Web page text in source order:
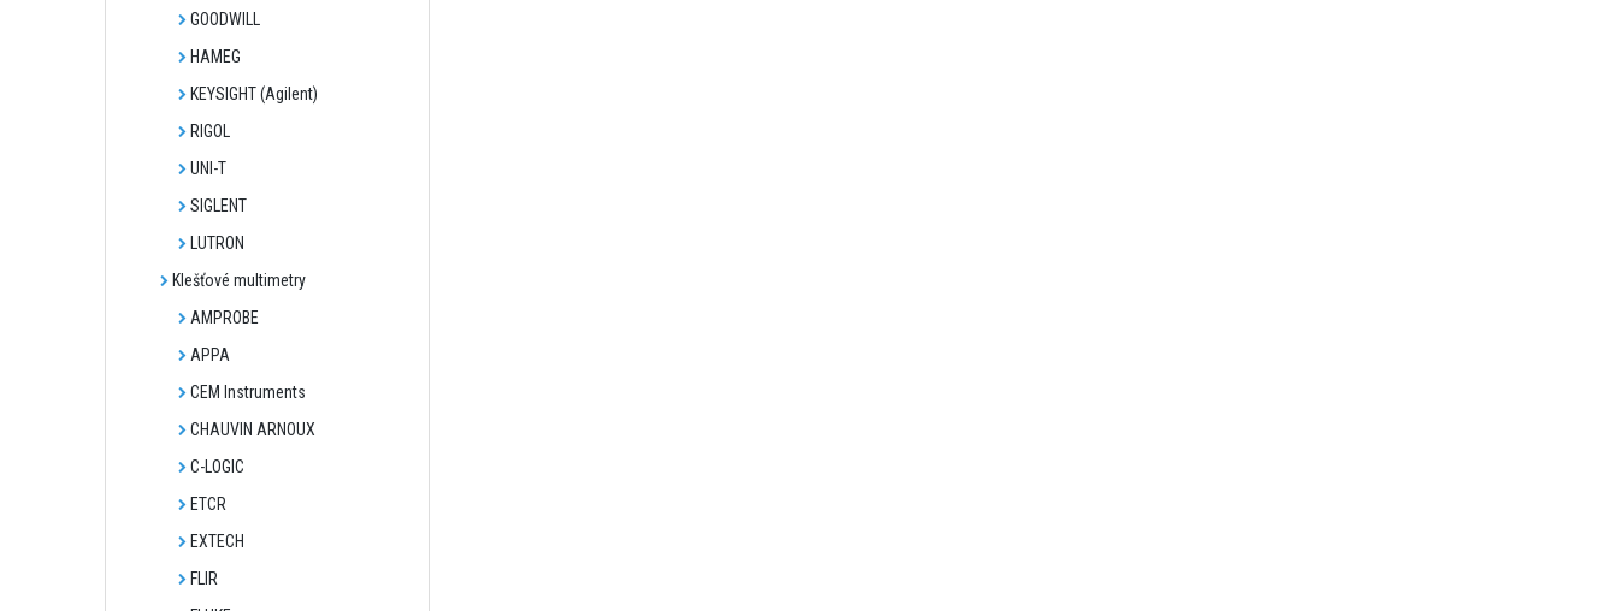
GOODWILL
HAMEG
KEYSIGHT (Agilent)
RIGOL
UNI-T
SIGLENT
LUTRON
Klešťové multimetry
AMPROBE
APPA
CEM Instruments
CHAUVIN ARNOUX
C-LOGIC
ETCR
EXTECH
FLIR